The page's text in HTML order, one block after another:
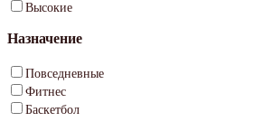
Высокие
Назначение
Повседневные
Фитнес
Баскетбол